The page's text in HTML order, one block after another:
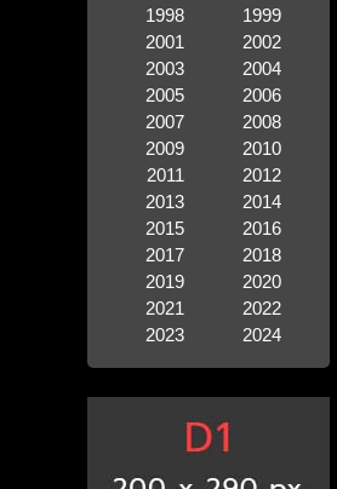
1998
1999
2001
2002
2003
2004
2005
2006
2007
2008
2009
2010
2011
2012
2013
2014
2015
2016
2017
2018
2019
2020
2021
2022
2023
2024